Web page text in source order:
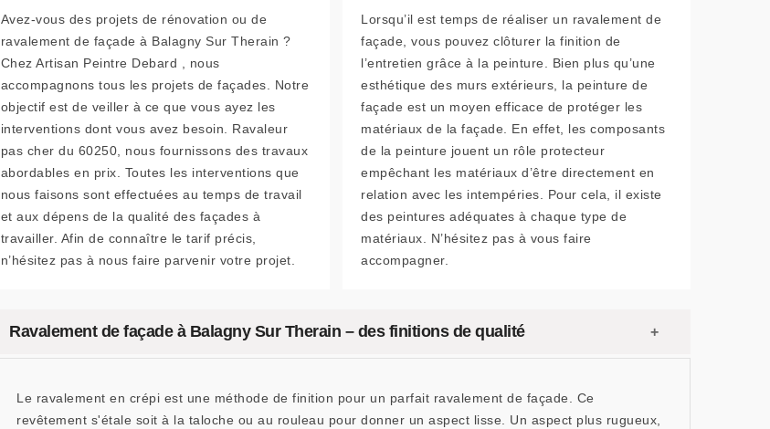
Avez-vous des projets de rénovation ou de
ravalement de façade à Balagny Sur Therain ?
Chez Artisan Peintre Debard , nous
accompagnons tous les projets de façades. Notre
objectif est de veiller à ce que vous ayez les
interventions dont vous avez besoin. Ravaleur
pas cher du 60250, nous fournissons des travaux
abordables en prix. Toutes les interventions que
nous faisons sont effectuées au temps de travail
et aux dépens de la qualité des façades à
travailler. Afin de connaître le tarif précis,
n’hésitez pas à nous faire parvenir votre projet.
Lorsqu’il est temps de réaliser un ravalement de
façade, vous pouvez clôturer la finition de
l’entretien grâce à la peinture. Bien plus qu’une
esthétique des murs extérieurs, la peinture de
façade est un moyen efficace de protéger les
matériaux de la façade. En effet, les composants
de la peinture jouent un rôle protecteur
empêchant les matériaux d’être directement en
relation avec les intempéries. Pour cela, il existe
des peintures adéquates à chaque type de
matériaux. N’hésitez pas à vous faire
accompagner.
Ravalement de façade à Balagny Sur Therain – des finitions de qualité
Le ravalement en crépi est une méthode de finition pour un parfait ravalement de façade. Ce
revêtement s'étale soit à la taloche ou au rouleau pour donner un aspect lisse. Un aspect plus rugueux,